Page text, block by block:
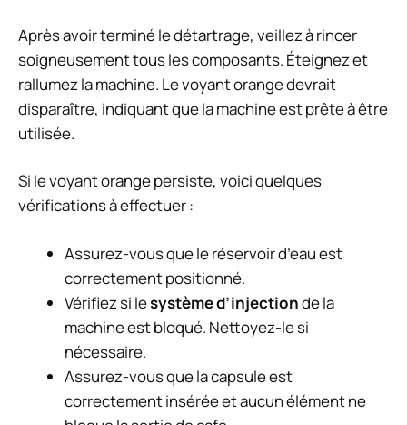
Après avoir terminé le détartrage, veillez à rincer
soigneusement tous les composants. Éteignez et
rallumez la machine. Le voyant orange devrait
disparaître, indiquant que la machine est prête à être
utilisée.
Si le voyant orange persiste, voici quelques
vérifications à effectuer :
Assurez-vous que le réservoir d’eau est
correctement positionné.
Vérifiez si lesystème d’injectionde la
machine est bloqué. Nettoyez-le si
nécessaire.
Assurez-vous que la capsule est
correctement insérée et aucun élément ne